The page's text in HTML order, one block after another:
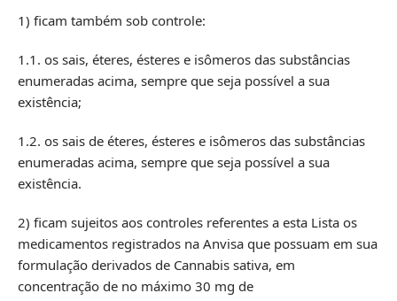
1) ficam também sob controle:
1.1. os sais, éteres, ésteres e isômeros das substâncias
enumeradas acima, sempre que seja possível a sua
existência;
1.2. os sais de éteres, ésteres e isômeros das substâncias
enumeradas acima, sempre que seja possível a sua
existência.
2) ficam sujeitos aos controles referentes a esta Lista os
medicamentos registrados na Anvisa que possuam em sua
formulação derivados de Cannabis sativa, em
concentração de no máximo 30 mg de